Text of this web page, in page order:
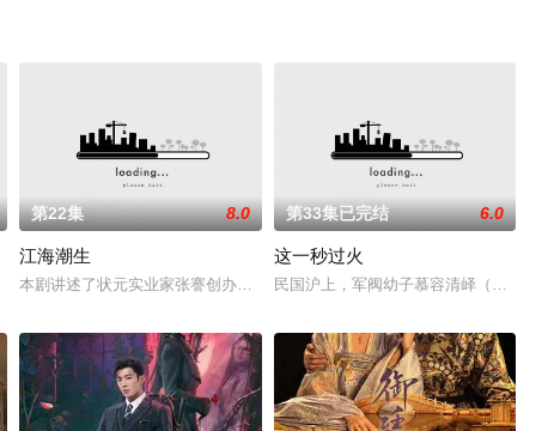
，我喜欢你，哲学和生物学意义上的喜欢。
合举办的小型军事演习中，郭子剑因不满演习流于形式，假传指令要求真打实
第22集 8.0
江海潮生
本剧讲述了状元实业家张謇创办大生企业，实业报国的故事。甲午战争后，
第33集已完结 6.0
这一秒过火
民国沪上，军阀幼子慕容清峄（张凌